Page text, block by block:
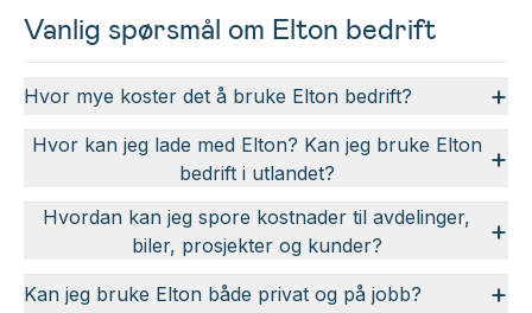
Vanlig spørsmål om Elton bedrift
Hvor mye koster det å bruke Elton bedrift? +
Hvor kan jeg lade med Elton? Kan jeg bruke Elton
bedrift i utlandet?
+
Hvordan kan jeg spore kostnader til avdelinger,
biler, prosjekter og kunder?
+
Kan jeg bruke Elton både privat og på jobb? +